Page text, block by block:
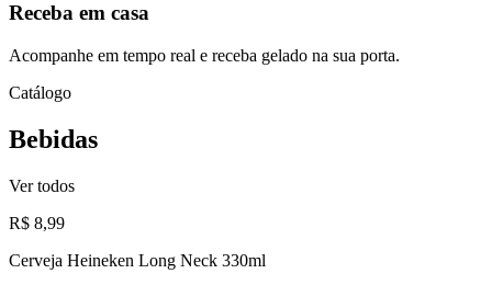
Receba em casa
Acompanhe em tempo real e receba gelado na sua porta.
Catálogo
Bebidas
Ver todos
R$ 8,99
Cerveja Heineken Long Neck 330ml